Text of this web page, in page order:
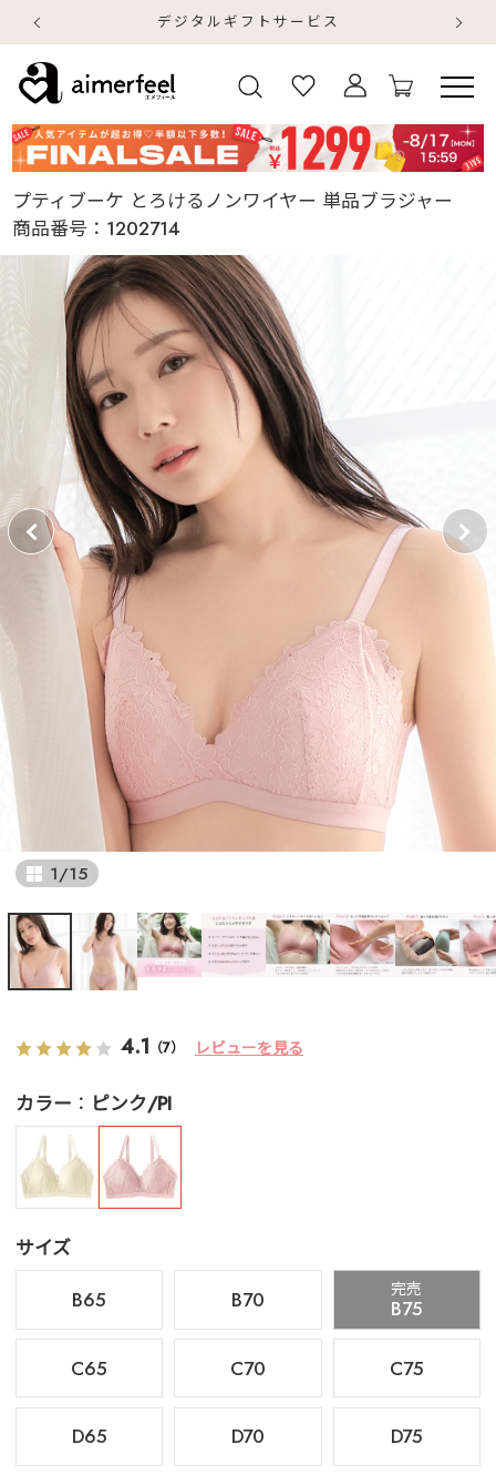
デジタルギフトサービス
プティブーケ とろけるノンワイヤー 単品ブラジャー
商品番号： 1202714
1/15
4.1 （7） レビューを見る
カラー ピンク/PI
サイズ
B65
B70 完売
B75
C65 C70 C75
D65 D70 D75